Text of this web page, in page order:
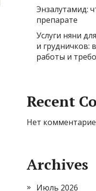
Энзалутамид:
препарате
Услуги няни
и грудничков:
работы и
Recent
Нет
Archives
Июль 2026